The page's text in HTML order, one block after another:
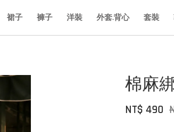
裙子 褲子 洋裝 外套.背心 套裝
棉麻
NT$ 490